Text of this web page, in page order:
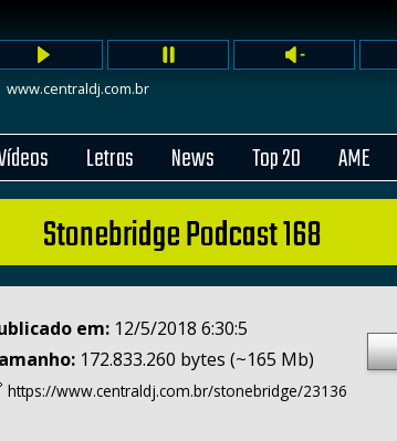
www.centraldj.com.br
Letras News Top 20 AME
Stonebridge Podcast 168
em: 12/5/2018 6:30:5
172.833.260 bytes (~165 Mb)
https://www.centraldj.com.br/stonebridge/23136